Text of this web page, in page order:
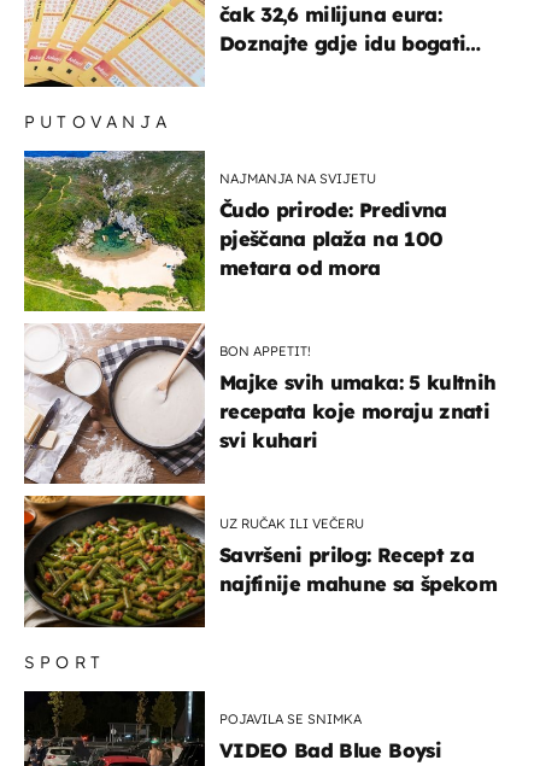
čak 32,6 milijuna eura:
Doznajte gdje idu bogati
SPORT
POJAVILA SE SNIMKA
VIDEO Bad Blue Boysi
PUTOVANJA
NAJMANJA NA SVIJETU
Čudo prirode: Predivna
pješčana plaža na 100
metara od mora
BON APPETIT!
Majke svih umaka: 5 kultnih
recepata koje moraju znati
svi kuhari
UZ RUČAK ILI VEČERU
Savršeni prilog: Recept za
najfinije mahune sa špekom